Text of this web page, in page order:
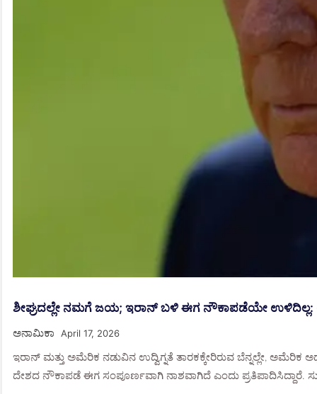
ಶೀಘ್ರದಲ್ಲೇ ನಮಗೆ ಜಯ; ಇರಾನ್ ಬಳಿ ಈಗ ನೌಕಾಪಡೆಯೇ ಉಳಿದಿಲ್ಲ:
ಅನಾಮಿಕಾ April 17, 2026
ಇರಾನ್ ಮತ್ತು ಅಮೆರಿಕ ನಡುವಿನ ಉದ್ವಿಗ್ನತೆ ತಾರಕಕ್ಕೇರಿರುವ ಬೆನ್ನಲ್ಲೇ, ಅಮೆರಿಕ
ದೇಶದ ನೌಕಾಪಡೆ ಈಗ ಸಂಪೂರ್ಣವಾಗಿ ನಾಶವಾಗಿದೆ ಎಂದು ಪ್ರತಿಪಾದಿಸಿದ್ದಾರೆ.